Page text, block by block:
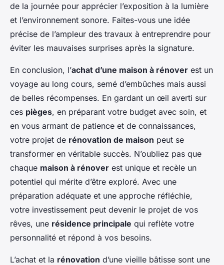
de la journée pour apprécier l’exposition à la lumière
et l’environnement sonore. Faites-vous une idée
précise de l’ampleur des travaux à entreprendre pour
éviter les mauvaises surprises après la signature.
En conclusion, l’achat d’une maison à rénover est un
voyage au long cours, semé d’embûches mais aussi
de belles récompenses. En gardant un œil averti sur
ces pièges, en préparant votre budget avec soin, et
en vous armant de patience et de connaissances,
votre projet de rénovation de maison peut se
transformer en véritable succès. N’oubliez pas que
chaque maison à rénover est unique et recèle un
potentiel qui mérite d’être exploré. Avec une
préparation adéquate et une approche réfléchie,
votre investissement peut devenir le projet de vos
rêves, une résidence principale qui reflète votre
personnalité et répond à vos besoins.
L’achat et la rénovation d’une vieille bâtisse sont une